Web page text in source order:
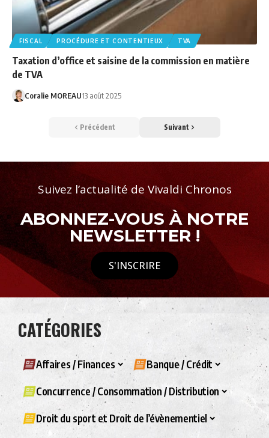
FISCAL PROCÉDURE ET CONTENTIEUX TVA
Taxation d’office et saisine de la commission en matière
de TVA
Coralie MOREAU13 août 2025
Précédent Suivant
Suivez l’actualité de Vivaldi Chronos
ABONNEZ-VOUS À NOTRE
NEWSLETTER !
S'INSCRIRE
CATÉGORIES
Affaires / Finances Banque / Crédit
Concurrence / Consommation / Distribution
Droit du sport et Droit de l’évènementiel